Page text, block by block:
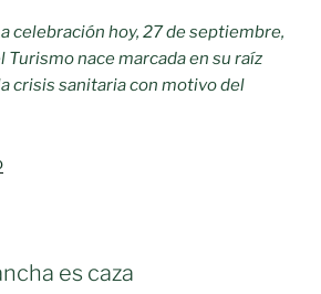
celebración hoy, 27 de septiembre,
Turismo nace marcada en su raíz
crisis sanitaria con motivo del
«27
Día
es caza